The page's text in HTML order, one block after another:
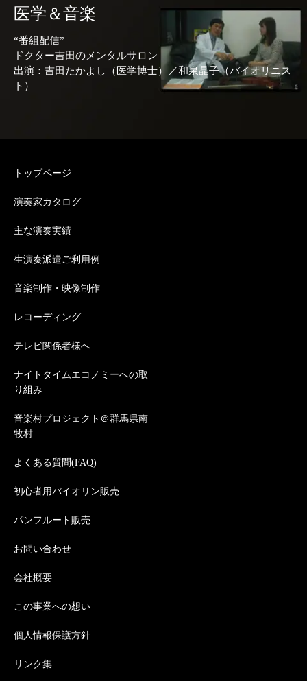
医学＆音楽
“番組配信”
ドクター吉田のメンタルサロン
出演：吉田たかよし（医学博士）／和泉晶子（バイオリニス
ト）
トップページ
演奏家カタログ
主な演奏実績
生演奏派遣ご利用例
音楽制作・映像制作
レコーディング
テレビ関係者様へ
ナイトタイムエコノミーへの取
り組み
音楽村プロジェクト＠群馬県南
牧村
よくある質問(FAQ)
初心者用バイオリン販売
パンフルート販売
お問い合わせ
会社概要
この事業への想い
個人情報保護方針
リンク集